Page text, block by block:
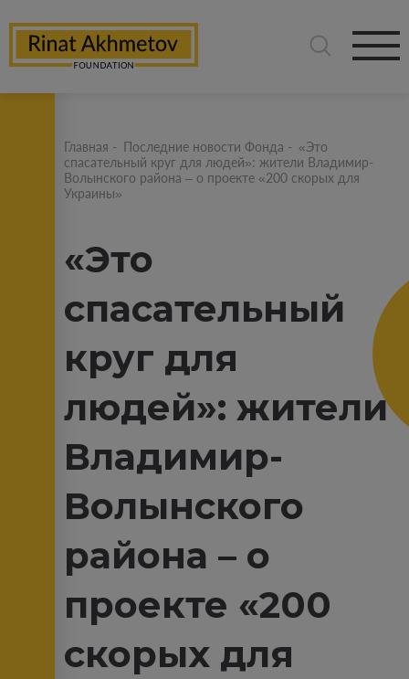
Главная - Последние новости Фонда - «Это
спасательный круг для людей»: жители Владимир-
Волынского района – о проекте «200 скорых для
Украины»
«Это
спасательный
круг для
людей»: жители
Владимир-
Волынского
района – о
проекте «200
скорых для